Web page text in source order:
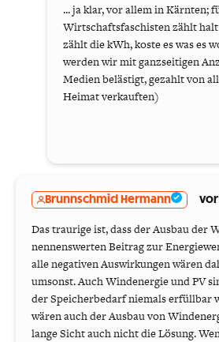
... ja klar, vor allem in Kärnten;
Wirtschaftsfaschisten zählt halt
zählt die kWh, koste es was es
werden wir mit ganzseitigen
Medien belästigt, gezahlt von
Heimat verkauften)
Brunnschmid Hermann vor
Das traurige ist, dass der Ausbau der
nennenswerten Beitrag zur
alle negativen Auswirkungen wären
umsonst. Auch Windenergie und PV
der Speicherbedarf niemals erfüllbar
wären auch der Ausbau von
lange Sicht auch nicht die Lösung.